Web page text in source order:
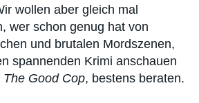
wollen aber gleich mal
wer schon genug hat von
und brutalen Mordszenen,
spannenden Krimi anschauen
The Good Cop, bestens beraten.